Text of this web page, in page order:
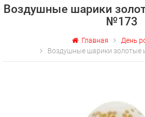
Воздушные шарики
№173
Главная
День
Воздушные шарики золотые